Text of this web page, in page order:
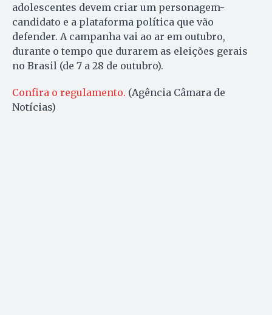
adolescentes devem criar um personagem-
candidato e a plataforma política que vão
defender. A campanha vai ao ar em outubro,
durante o tempo que durarem as eleições gerais
no Brasil (de 7 a 28 de outubro).
Confira o regulamento. (Agência Câmara de
Notícias)